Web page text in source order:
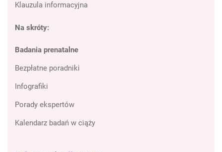
Klauzula informacyjna
Na skróty:
Badania prenatalne
Bezpłatne poradniki
Infografiki
Porady ekspertów
Kalendarz badań w ciąży